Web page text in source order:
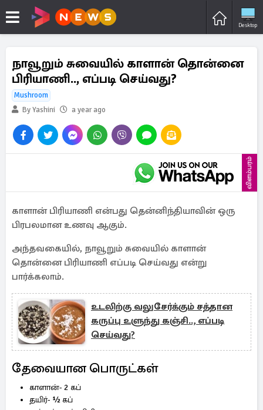
Desktop
நாவூறும் சுவையில் காளான் தொன்னை
பிரியாணி.., எப்படி செய்வது?
Mushroom
By Yashini
a year ago
விளம்பரம்
காளான் பிரியாணி என்பது தென்னிந்தியாவின் ஒரு
பிரபலமான உணவு ஆகும்.
அந்தவகையில், நாவூறும் சுவையில் காளான்
தொன்னை பிரியாணி எப்படி செய்வது என்று
பார்க்கலாம்.
உடலிற்கு வலுசேர்க்கும் சத்தான
கருப்பு உளுந்து கஞ்சி.., எப்படி
செய்வது?
தேவையான பொருட்கள்
காளான்- 2 கப்
தயிர்- ½ கப்